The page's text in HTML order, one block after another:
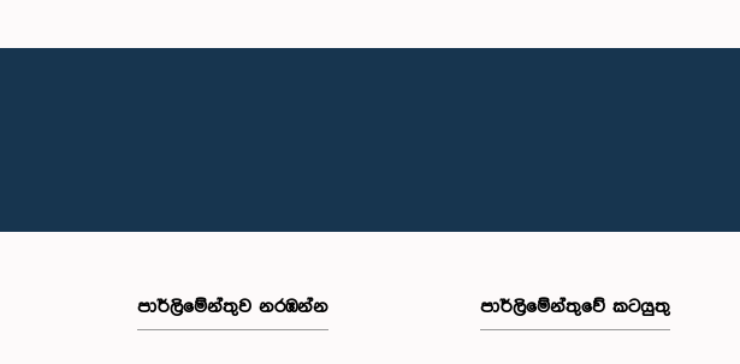
පාර්ලි‌මේන්තුව නරඹන්න පාර්ලිමේන්තුවේ කටයුතු